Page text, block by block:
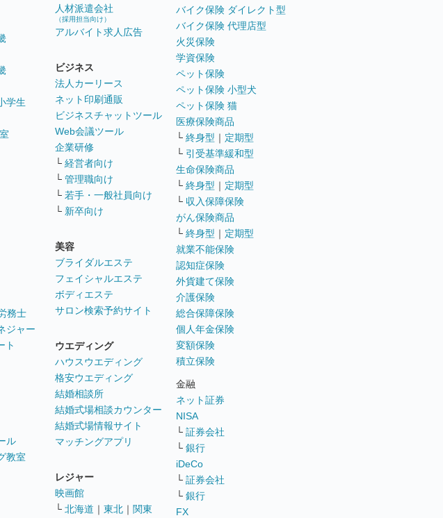
学生
務士
ジャー
ト
ル
教室
人材派遣会社
（採用担当向け）
アルバイト求人広告
ビジネス
法人カーリース
ネット印刷通販
ビジネスチャットツール
Web会議ツール
企業研修
└ 経営者向け
└ 管理職向け
└ 若手・一般社員向け
└ 新卒向け
美容
ブライダルエステ
フェイシャルエステ
ボディエステ
サロン検索予約サイト
ウエディング
ハウスウエディング
格安ウエディング
結婚相談所
結婚式場相談カウンター
結婚式場情報サイト
マッチングアプリ
レジャー
映画館
└ 北海道 ｜ 東北 ｜ 関東
バイク保険 ダイレクト型
バイク保険 代理店型
火災保険
学資保険
ペット保険
ペット保険 小型犬
ペット保険 猫
医療保険商品
└ 終身型 ｜ 定期型
└ 引受基準緩和型
生命保険商品
└ 終身型 ｜ 定期型
└ 収入保障保険
がん保険商品
└ 終身型 ｜ 定期型
就業不能保険
認知症保険
外貨建て保険
介護保険
総合保障保険
個人年金保険
変額保険
積立保険
金融
ネット証券
NISA
└ 証券会社
└ 銀行
iDeCo
└ 証券会社
└ 銀行
FX